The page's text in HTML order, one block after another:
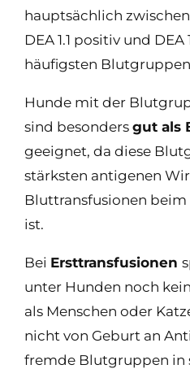
hauptsächlich
DEA 1.1 positiv und
häufigsten
Hunde mit der
sind besonders gut als
geeignet, da diese
stärksten antigenen
Bluttransfusionen
ist.
Bei Ersttransfusionen
unter Hunden noch
als Menschen oder
nicht von Geburt an
fremde Blutgruppen in